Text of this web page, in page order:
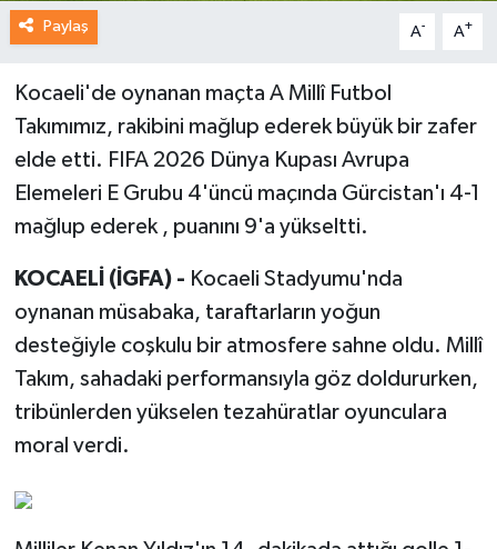
Paylaş A- A+
Kocaeli'de oynanan maçta A Millî Futbol
Takımımız, rakibini mağlup ederek büyük bir zafer
elde etti. FIFA 2026 Dünya Kupası Avrupa
Elemeleri E Grubu 4'üncü maçında Gürcistan'ı 4-1
mağlup ederek , puanını 9'a yükseltti.
KOCAELİ (İGFA) - Kocaeli Stadyumu'nda
oynanan müsabaka, taraftarların yoğun
desteğiyle coşkulu bir atmosfere sahne oldu. Millî
Takım, sahadaki performansıyla göz doldururken,
tribünlerden yükselen tezahüratlar oyunculara
moral verdi.